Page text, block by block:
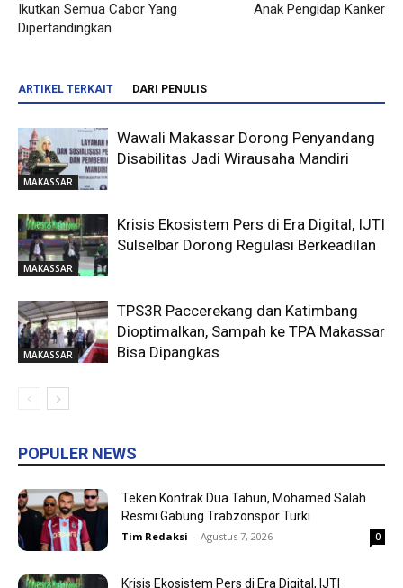
Ikutkan Semua Cabor Yang
Dipertandingkan
Anak Pengidap Kanker
ARTIKEL TERKAIT DARI PENULIS
MAKASSAR
Wawali Makassar Dorong Penyandang
Disabilitas Jadi Wirausaha Mandiri
MAKASSAR
Krisis Ekosistem Pers di Era Digital, IJTI
Sulselbar Dorong Regulasi Berkeadilan
MAKASSAR
TPS3R Paccerekang dan Katimbang
Dioptimalkan, Sampah ke TPA Makassar
Bisa Dipangkas
POPULER NEWS
Teken Kontrak Dua Tahun, Mohamed Salah
Resmi Gabung Trabzonspor Turki
Tim Redaksi - Agustus 7, 2026 0
Krisis Ekosistem Pers di Era Digital, IJTI